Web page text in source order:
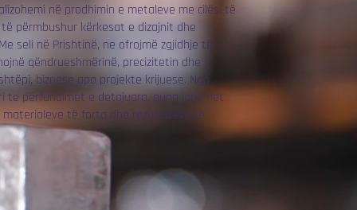
në prodhimin e metaleve me cilësi të
përmbushur kërkesat e dizajnit dhe
seli në Prishtinë, ne ofrojmë zgjidhje të
qëndrueshmërinë, precizitetin dhe
biznese apo projekte krijuese. Nga
te përfundimet e detajuara, puna jonë flet
të forta dhe rezultateve të